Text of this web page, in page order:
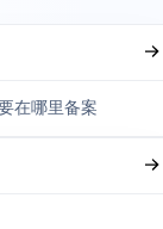
在哪里备案